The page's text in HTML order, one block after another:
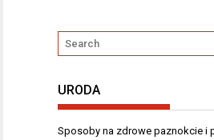
URODA
Sposoby na zdrowe paznokcie i